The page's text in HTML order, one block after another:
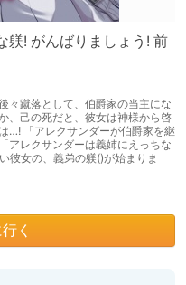
躾! がんばりましょう! 前
々蹴落として、伯爵家の当主にな
、己の死だと、彼女は神様から啓
…! 「アレクサンダーが伯爵家を継
アレクサンダーは義姉にえっちな
彼女の、義弟の躾()が始まりま
く